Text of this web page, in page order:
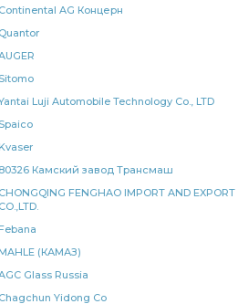
КАМАЗ ОСВАР карданного вала
вала к а/м
КАМАЗ тяга сошки
уплотнительное КАМАЗ БРТ
Continental AG Концерн
Quantor
Sitomo
Luji Automobile Technology Co., LTD
Spaico
Kvaser
80326 Камский завод Трансмаш
CHONGQING FENGHAO IMPORT AND EXPORT
CO.,LTD.
Febana
MAHLE (КАМАЗ)
Glass Russia
Chagchun Yidong Co